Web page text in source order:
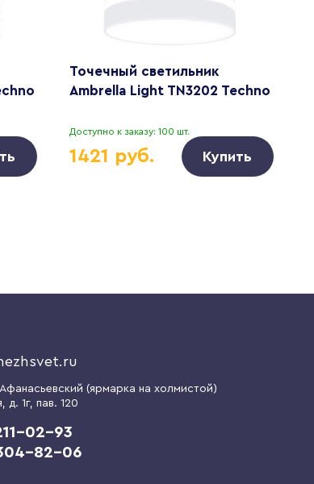
Точечный светильник
Ambrella Light TN3202 Techno
Доступно к заказу: 100 шт.
1421 руб. Купить
(ярмарка на холмистой)
д. 1г, пав. 120
02-93
82-06